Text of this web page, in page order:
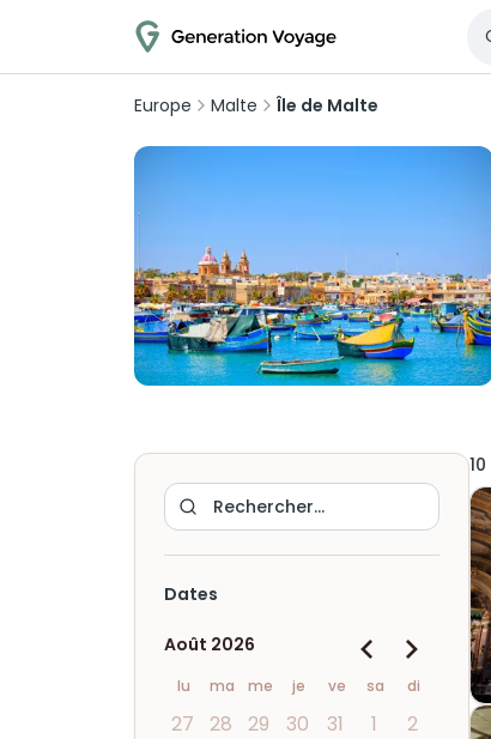
Europe Malte Île de Malte
Dates
Août 2026
lu ma me je ve sa di
27 28 29 30 31 1
2
10